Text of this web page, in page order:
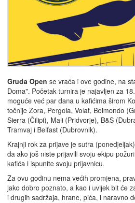
Gruda Open se vraća i ove godine, na
Doma". Početak turnira je najavljen za
moguće već par dana u kafićima širom
točnije Zora, Pergola, Volat, Belmondo
Sierra (Čilipi), Mali (Pridvorje), B&S
Tramvaj i Belfast (Dubrovnik).
Krajnji rok za prijave je sutra
da ako još niste prijavili svoju ekipu
kafića i ispunite svoju prijavnicu.
Za ovu godinu nema većih promjena,
jako dobro poznato, a kao i uvijek bit će
i drugih sadržaja, hrane, pića, i naravno